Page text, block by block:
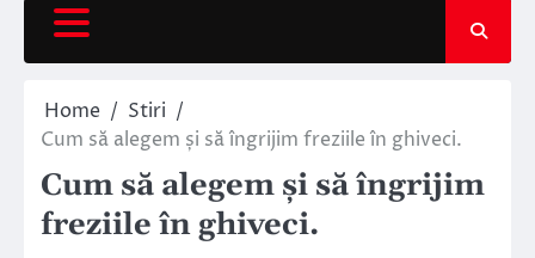
Home
Stiri
Cum să alegem și să îngrijim freziile în ghiveci.
Cum să alegem și să îngrijim
freziile în ghiveci.